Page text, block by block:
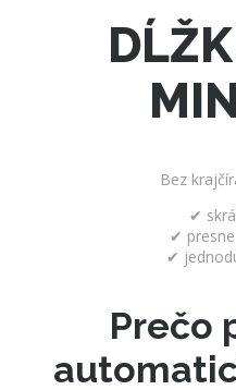
Bez
✔
✔
✔
Prečo